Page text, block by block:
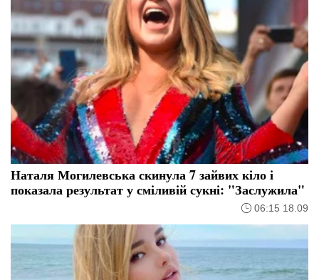
Наталя Могилевська скинула 7 зайвих кіло і
показала результат у сміливій сукні: "Заслужила"
06:15 18.09